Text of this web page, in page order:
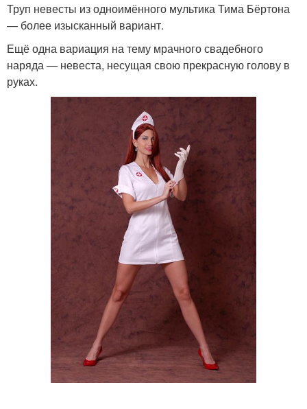
Труп невесты из одноимённого мультика Тима Бёртона
— более изысканный вариант.
Ещё одна вариация на тему мрачного свадебного
наряда — невеста, несущая свою прекрасную голову в
руках.